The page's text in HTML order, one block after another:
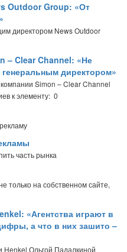
Outdoor Group: «От
директором News Outdoor
– Clear Channel: «Не
директором»
Simon – Clear Channel
к элементу: 0
часть рынка
только на собственном сайте,
«Агентства играют в
а что в них зашито –
Henkel Ольгой Падалкиной